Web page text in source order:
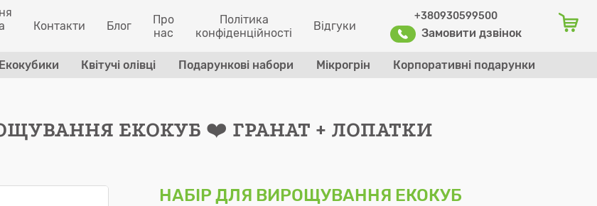
Контакти Блог
Про
нас
Політика
конфіденційності
Відгуки
+380930599500
Замовити дзвінок
Екокубики Квітучі олівці Подарункові набори Мікрогрін Корпоративні подарунки
ЕКОКУБ ❤️ ГРАНАТ + ЛОПАТКИ
НАБІР ДЛЯ ВИРОЩУВАННЯ ЕКОКУБ